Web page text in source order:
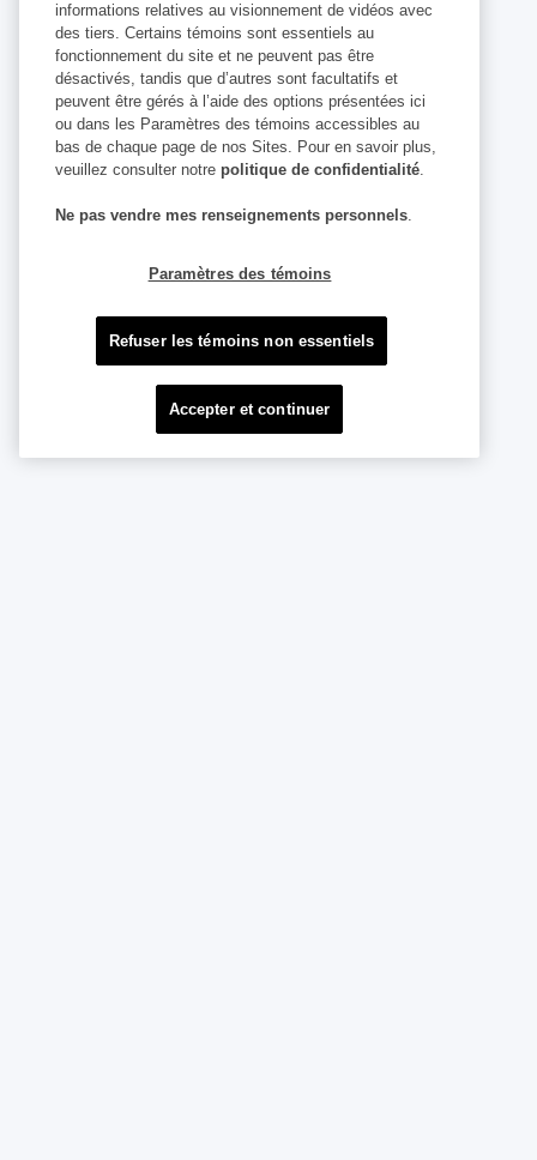
informations relatives au visionnement de vidéos avec
des tiers. Certains témoins sont essentiels au
fonctionnement du site et ne peuvent pas être
désactivés, tandis que d’autres sont facultatifs et
peuvent être gérés à l’aide des options présentées ici
ou dans les Paramètres des témoins accessibles au
bas de chaque page de nos Sites. Pour en savoir plus,
veuillez consulter notre politique de confidentialité.
Ne pas vendre mes renseignements personnels.
Paramètres des témoins
Refuser les témoins non essentiels
Accepter et continuer